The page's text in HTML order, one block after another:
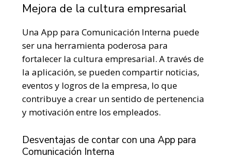
Mejora de la cultura empresarial
Una App para Comunicación Interna puede
ser una herramienta poderosa para
fortalecer la cultura empresarial. A través de
la aplicación, se pueden compartir noticias,
eventos y logros de la empresa, lo que
contribuye a crear un sentido de pertenencia
y motivación entre los empleados.
Desventajas de contar con una App para
Comunicación Interna